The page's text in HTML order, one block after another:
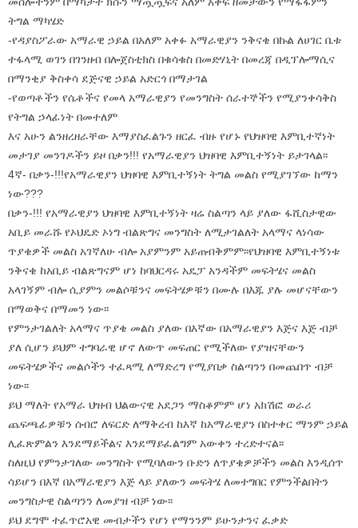
ትግል ማካሄድ
-የዳያስፖራው አማራዊ ኃይል በአለም አቀፉ አማራዊያን ንቅናቄ በኩል ለሀገር ቤቱ
ተፋላሚ ወገን በገንዘብ በሎጀስቲክስ በቁሳቁስ በመድሃኒት በመረጃ በዲፕሎማሲና
በማንቂያ ቅስቀሳ ደጅናዊ ኃይል አድርጎ በማታገል
-የወጣቶችን የሴቶችና የመላ አማራዊያን የመንግስት ሰራተኞችን የሚያንቀሳቅስ
የትግል ኃላፊነት በመተለም
እና አሁን ልንዘረዘራቸው እማያስፈልጉን ዘርፈ ብዙ የሆኑ የህዝባዊ እምቢተኛነት
መታገያ መንገዶችን ይዞ በቃን!!! የአማራዊያን ህዝባዊ እምቢተኝነት ይታገላል፡፡
4ኛ- በቃን-!!!የአማራዊያን ህዝባዊ እምቢተኝነት ትግል መልስ የሚያገኘው ከማን
ነው???
በቃን-!!! የአማራዊያን ህዝባዊ እምቢተኝነት ዛሬ ስልጣን ላይ ያለው ፋሺስታዊው
አቢይ መራሹ የኦህዴድ ኦነግ ብልጽግና መንግስት ለሚታገልለት አላማና ላነሳው
ጥያቄዎች መልስ አገኛለሁ ብሎ አያምንም አይጠብቅምም፡፡የህዝባዊ እምቢተኝነቱ
ንቅናቄ ከአቢይ ብልጽግናም ሆነ ከባህርዳሩ አዴፓ አንዳችም መፍትሄና መልስ
አላገኝም ብሎ ሲያምን መልሶቹንና መፍትሄዎቹን በሙሉ በእጁ ያሉ መሆናቸውን
በማወቅና በማመን ነው፡፡
የምንታገልለት አላማና ጥያቄ መልስ ያለው በእኛው በአማራዊያን እጅና እጅ ብቻ
ያለ ሲሆን ይህም ተግባራዊ ሆኖ ለውጥ መፍጠር የሚችለው የያዝናቸውን
መፍትሄዎችና መልሶችን ተፈጻሚ ለማድረግ የሚያበቃ ስልጣንን በመጨበጥ ብቻ
ነው፡፡
ይህ ማለት የአማራ ህዝብ ህልውናዊ አደጋን ማስቆምም ሆነ አክሽፎ ወራሪ
ጨፍጫፊዎቹን ሰብሮ ለፍርድ ለማቅረብ ከእኛ ከአማራዊያን በስተቀር ማንም ኃይል
ሊፈጽምልን እንደማይችልና እንደማይፈልግም አውቀን ተረድተናል፡፡
ስለዚህ የምንታገለው መንግስት የሚባለውን ቡድን ለጥያቄዎቻችን መልስ እንዲሰጥ
ሳይሆን በእኛ በአማራዊያን እጅ ላይ ያለውን መፍትሄ ለመተግበር የምንችልበትን
መንግስታዊ ስልጣንን ለመያዝ ብቻ ነው፡፡
ይህ ደግሞ ተፈጥሮአዊ መብታችን የሆነ የማንንም ይሁንታንና ፈቃድ